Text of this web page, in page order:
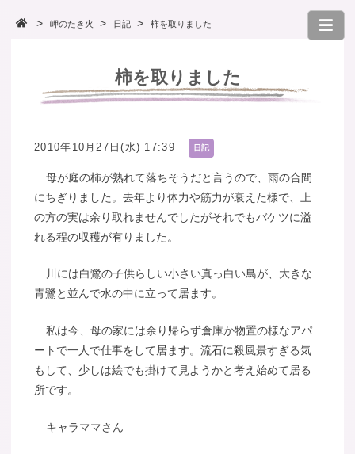
岬のたき火 日記 柿を取りました
柿を取りました
2010年10月27日(水) 17:39 日記
母が庭の柿が熟れて落ちそうだと言うので、雨の合間
にちぎりました。去年より体力や筋力が衰えた様で、上
の方の実は余り取れませんでしたがそれでもバケツに溢
れる程の収穫が有りました。
川には白鷺の子供らしい小さい真っ白い鳥が、大きな
青鷺と並んで水の中に立って居ます。
私は今、母の家には余り帰らず倉庫か物置の様なアパ
ートで一人で仕事をして居ます。流石に殺風景すぎる気
もして、少しは絵でも掛けて見ようかと考え始めて居る
所です。
キャラママさん